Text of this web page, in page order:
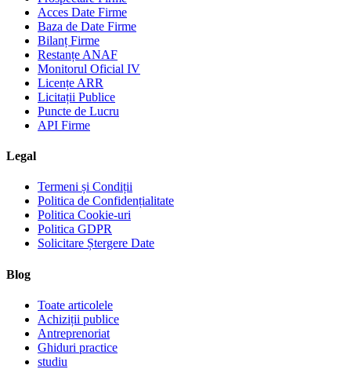
Acces Date Firme
Baza de Date Firme
Bilanț Firme
Restanțe ANAF
Monitorul Oficial IV
Licențe ARR
Licitații Publice
Puncte de Lucru
API Firme
Legal
Termeni și Condiții
Politica de Confidențialitate
Politica Cookie-uri
Politica GDPR
Solicitare Ștergere Date
Blog
Toate articolele
Achiziții publice
Antreprenoriat
Ghiduri practice
studiu